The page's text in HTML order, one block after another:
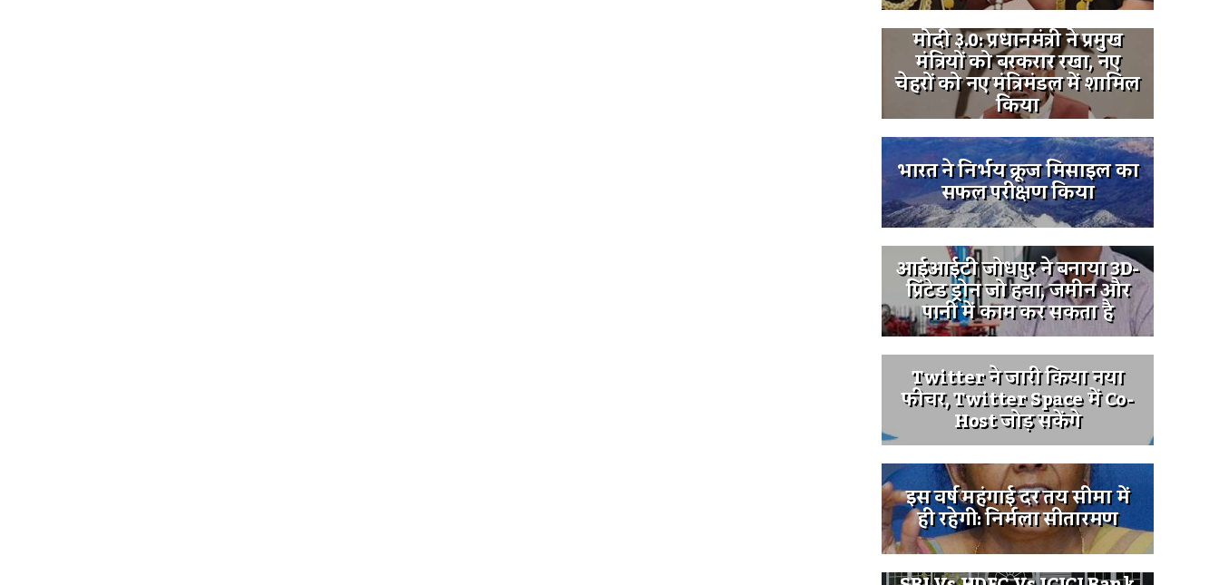
मोदी ३.0: प्रधानमंत्री ने प्रमुख
मंत्रियों को बरकरार रखा, नए
चेहरों को नए मंत्रिमंडल में शामिल
किया
भारत ने निर्भय क्रूज मिसाइल का
सफल परीक्षण किया
आईआईटी जोधपुर ने बनाया 3D-
प्रिंटेड ड्रोन जो हवा, जमीन और
पानी में काम कर सकता है
Twitter ने जारी किया नया
फीचर, Twitter Space में Co-
Host जोड़ सकेंगे
इस वर्ष महंगाई दर तय सीमा में
ही रहेगी: निर्मला सीतारमण